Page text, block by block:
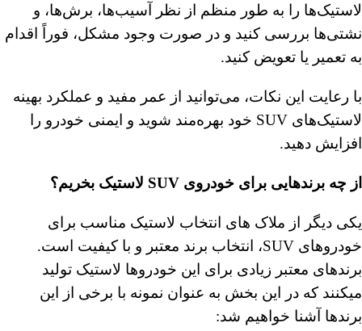
لاستیک‌ها را به طور منظم از نظر آسیب‌ها، برش‌ها، و
نشتی‌ها بررسی کنید و در صورت وجود مشکل، فوراً اقدام
به تعمیر یا تعویض کنید.
با رعایت این نکات، می‌توانید از عمر مفید و عملکرد بهینه
لاستیک‌های SUV خود بهره‌مند شوید و ایمنی خودرو را
افزایش دهید.
از چه برندهایی برای خودروی SUV لاستیک بخریم؟
یکی دیگر از ملاک های انتخاب لاستیک مناسب برای
خودروهای SUV، انتخاب برند معتبر و با کیفیت است.
برندهای معتبر زیادی برای این خودروها لاستیک تولید
میکنند که در این بخش به عنوان نمونه با برخی از این
برندها آشنا خواهیم شد: